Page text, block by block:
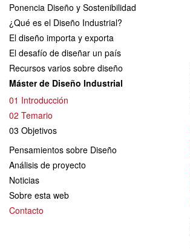
Ponencia Diseño y Sostenibilidad
¿Qué es el Diseño Industrial?
El diseño importa y exporta
El desafío de diseñar un país
Recursos varios sobre diseño
Máster de Diseño Industrial
01 Introducción
02 Temario
03 Objetivos
Pensamientos sobre Diseño
Análisis de proyecto
Noticias
Sobre esta web
Contacto